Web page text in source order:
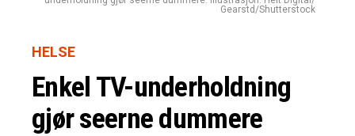
Gearstd/Shutterstock
HELSE
Enkel TV-underholdning
gjør seerne dummere